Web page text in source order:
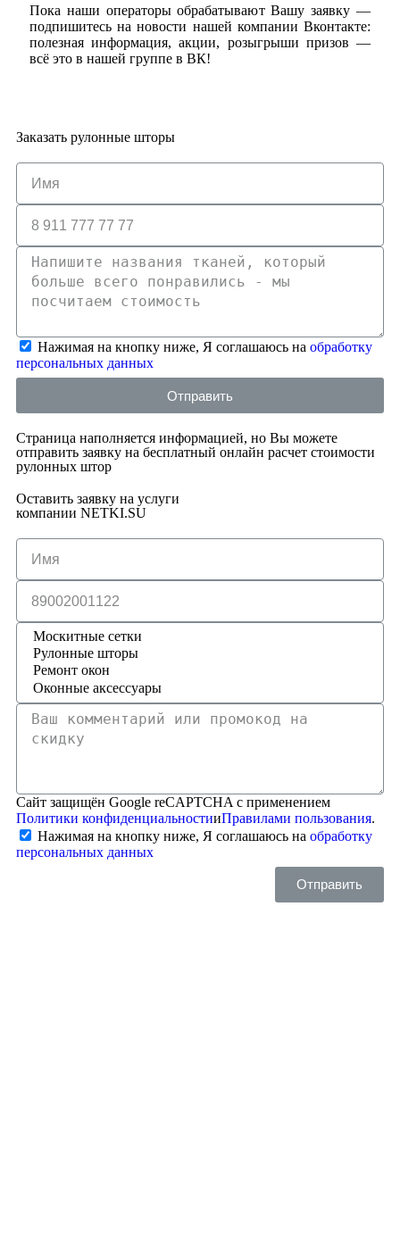
Пока наши операторы обрабатывают Вашу заявку —
подпишитесь на новости нашей компании Вконтакте:
полезная информация, акции, розыгрыши призов —
всё это в нашей группе в ВК!
Заказать рулонные шторы
Нажимая на кнопку ниже, Я соглашаюсь на обработку
персональных данных
Отправить
Страница наполняется информацией, но Вы можете
отправить заявку на бесплатный онлайн расчет стоимости
рулонных штор
Оставить заявку на услуги
компании NETKI.SU
Сайт защищён Google reCAPTCHA с применением
Политики конфиденциальностииПравилами пользования.
Нажимая на кнопку ниже, Я соглашаюсь на обработку
персональных данных
Отправить